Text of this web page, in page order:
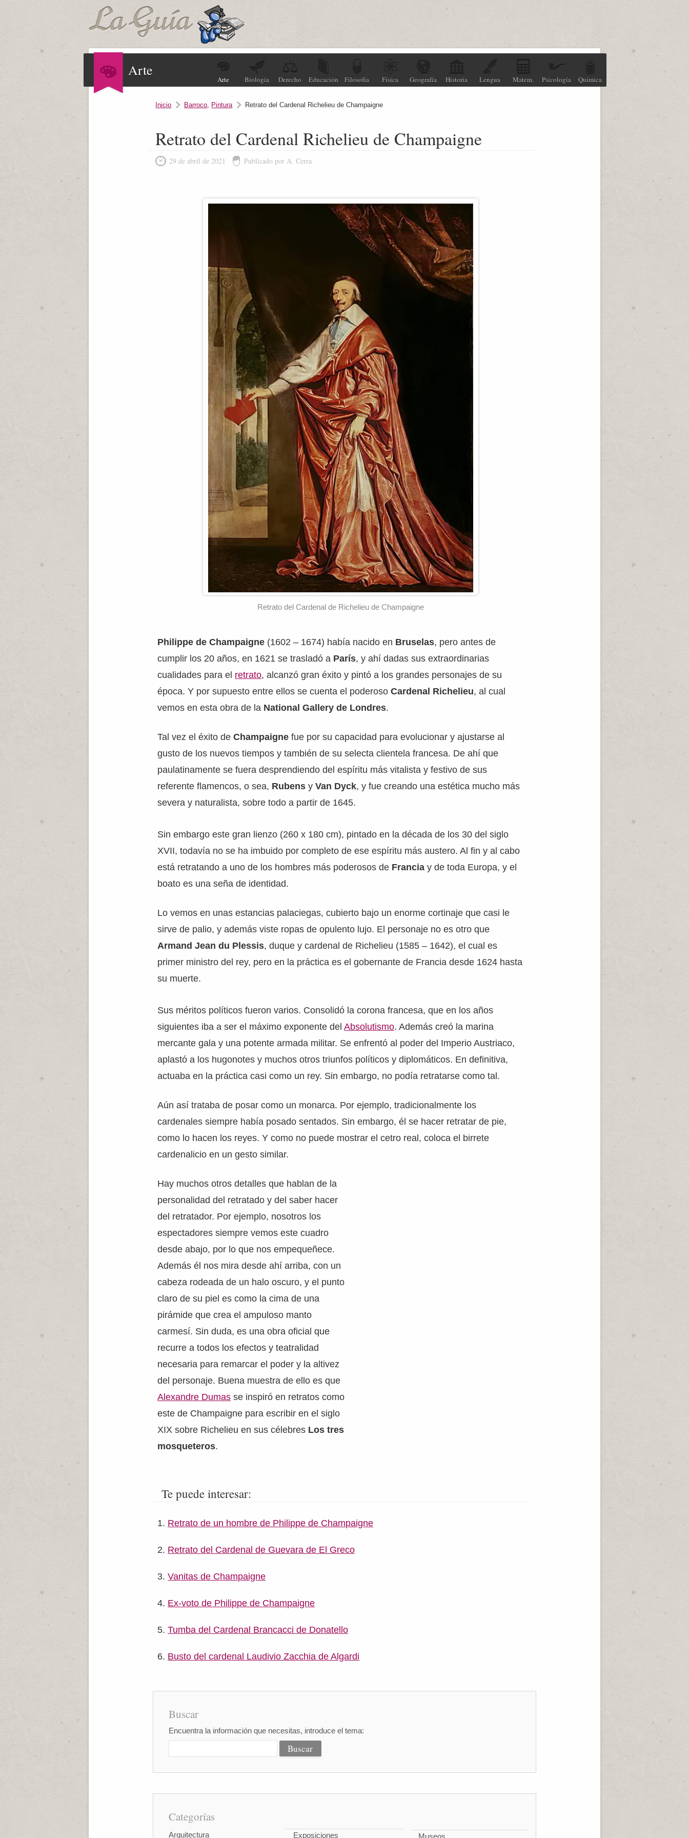
Arte
Arte Biología Derecho Educación Filosofía Física Geografía Historia Lengua Matem. Psicología Química
Inicio Barroco, Pintura Retrato del Cardenal Richelieu de Champaigne
Retrato del Cardenal Richelieu de Champaigne
29 de abril de 2021 Publicado por A. Cerra
Retrato del Cardenal de Richelieu de Champaigne
Philippe de Champaigne (1602 – 1674) había nacido en Bruselas, pero antes de
cumplir los 20 años, en 1621 se trasladó a París, y ahí dadas sus extraordinarias
cualidades para el retrato, alcanzó gran éxito y pintó a los grandes personajes de su
época. Y por supuesto entre ellos se cuenta el poderosoCardenal Richelieu, al cual
vemos en esta obra de la National Gallery de Londres.
Tal vez el éxito deChampaigne fue por su capacidad para evolucionar y ajustarse al
gusto de los nuevos tiempos y también de su selecta clientela francesa. De ahí que
paulatinamente se fuera desprendiendo del espíritu más vitalista y festivo de sus
referente flamencos, o sea, Rubens yVan Dyck, y fue creando una estética mucho más
severa y naturalista, sobre todo a partir de 1645.
Sin embargo este gran lienzo (260 x 180 cm), pintado en la década de los 30 del siglo
XVII, todavía no se ha imbuido por completo de ese espíritu más austero. Al fin y al cabo
está retratando a uno de los hombres más poderosos de Francia y de toda Europa, y el
boato es una seña de identidad.
Lo vemos en unas estancias palaciegas, cubierto bajo un enorme cortinaje que casi le
sirve de palio, y además viste ropas de opulento lujo. El personaje no es otro que
Armand Jean du Plessis, duque y cardenal de Richelieu (1585 – 1642), el cual es
primer ministro del rey, pero en la práctica es el gobernante de Francia desde 1624 hasta
su muerte.
Sus méritos políticos fueron varios. Consolidó la corona francesa, que en los años
siguientes iba a ser el máximo exponente delAbsolutismo. Además creó la marina
mercante gala y una potente armada militar. Se enfrentó al poder del Imperio Austriaco,
aplastó a los hugonotes y muchos otros triunfos políticos y diplomáticos. En definitiva,
actuaba en la práctica casi como un rey. Sin embargo, no podía retratarse como tal.
Aún así trataba de posar como un monarca. Por ejemplo, tradicionalmente los
cardenales siempre había posado sentados. Sin embargo, él se hacer retratar de pie,
como lo hacen los reyes. Y como no puede mostrar el cetro real, coloca el birrete
cardenalicio en un gesto similar.
Hay muchos otros detalles que hablan de la
personalidad del retratado y del saber hacer
del retratador. Por ejemplo, nosotros los
espectadores siempre vemos este cuadro
desde abajo, por lo que nos empequeñece.
Además él nos mira desde ahí arriba, con un
cabeza rodeada de un halo oscuro, y el punto
claro de su piel es como la cima de una
pirámide que crea el ampuloso manto
carmesí. Sin duda, es una obra oficial que
recurre a todos los efectos y teatralidad
necesaria para remarcar el poder y la altivez
del personaje. Buena muestra de ello es que
Alexandre Dumas se inspiró en retratos como
este de Champaigne para escribir en el siglo
XIX sobre Richelieu en sus célebres Los tres
mosqueteros.
Te puede interesar:
Retrato de un hombre de Philippe de Champaigne
Retrato del Cardenal de Guevara de El Greco
Vanitas de Champaigne
Ex-voto de Philippe de Champaigne
Tumba del Cardenal Brancacci de Donatello
Busto del cardenal Laudivio Zacchia de Algardi
Buscar
Encuentra la información que necesitas, introduce el tema:
Categorías
Arquitectura Exposiciones Museos